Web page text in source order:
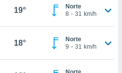
19°
Norte
8 - 31 km/h
18°
Norte
9 - 31 km/h